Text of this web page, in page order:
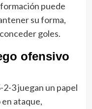
puede
su forma,
goles.
ofensivo
3 juegan un papel
ataque,